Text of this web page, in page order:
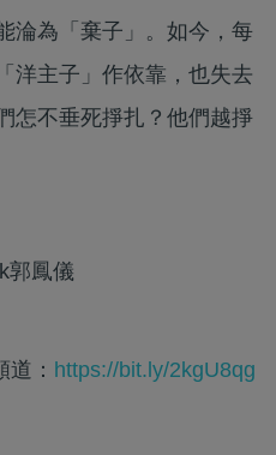
淪為「棄子」。如今，每
洋主子」作依靠，也失去
怎不垂死掙扎？他們越掙
郭鳳儀
： https://bit.ly/2kgU8qg